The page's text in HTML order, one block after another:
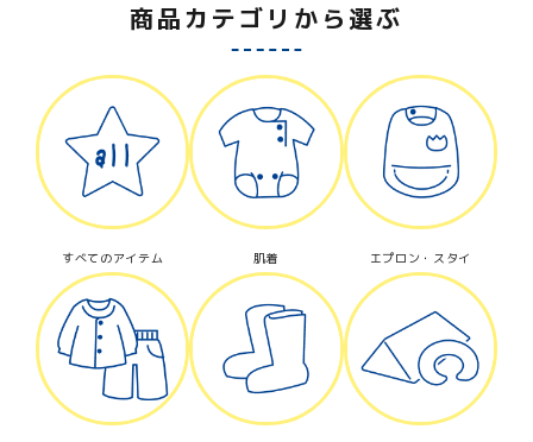
商品カテゴリから選ぶ
すべてのアイテム 肌着 エプロン・スタイ